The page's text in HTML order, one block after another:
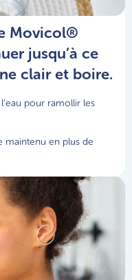
Movicol®
jusqu’à ce
clair et boire.
pour ramollir les
maintenu en plus de